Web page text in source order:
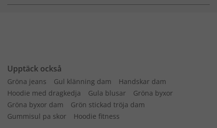
Upptäck också
Gröna jeans Gul klänning dam
Handskar dam
Hoodie med dragkedja
Gula blusar
Gröna byxor
Gröna byxor dam
Grön stickad tröja dam
Gummisul pa skor
Hoodie fitness